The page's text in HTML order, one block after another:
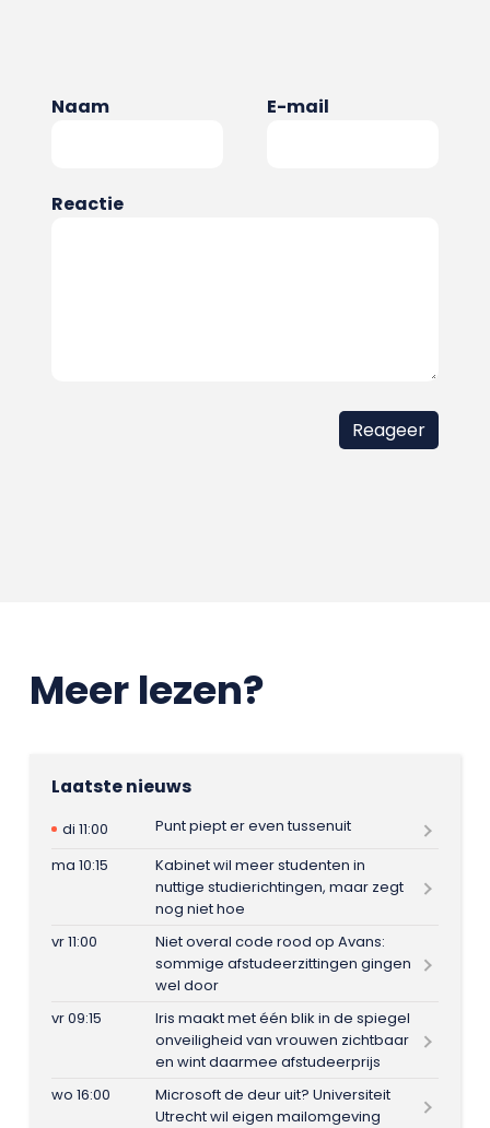
Naam E-mail
Reactie
Meer lezen?
Laatste nieuws
di 11:00
Punt piept er even tussenuit
ma 10:15
Kabinet wil meer studenten in
nuttige studierichtingen, maar zegt
nog niet hoe
vr 11:00
Niet overal code rood op Avans:
sommige afstudeerzittingen gingen
wel door
vr 09:15
Iris maakt met één blik in de spiegel
onveiligheid van vrouwen zichtbaar
en wint daarmee afstudeerprijs
wo 16:00
Microsoft de deur uit? Universiteit
Utrecht wil eigen mailomgeving